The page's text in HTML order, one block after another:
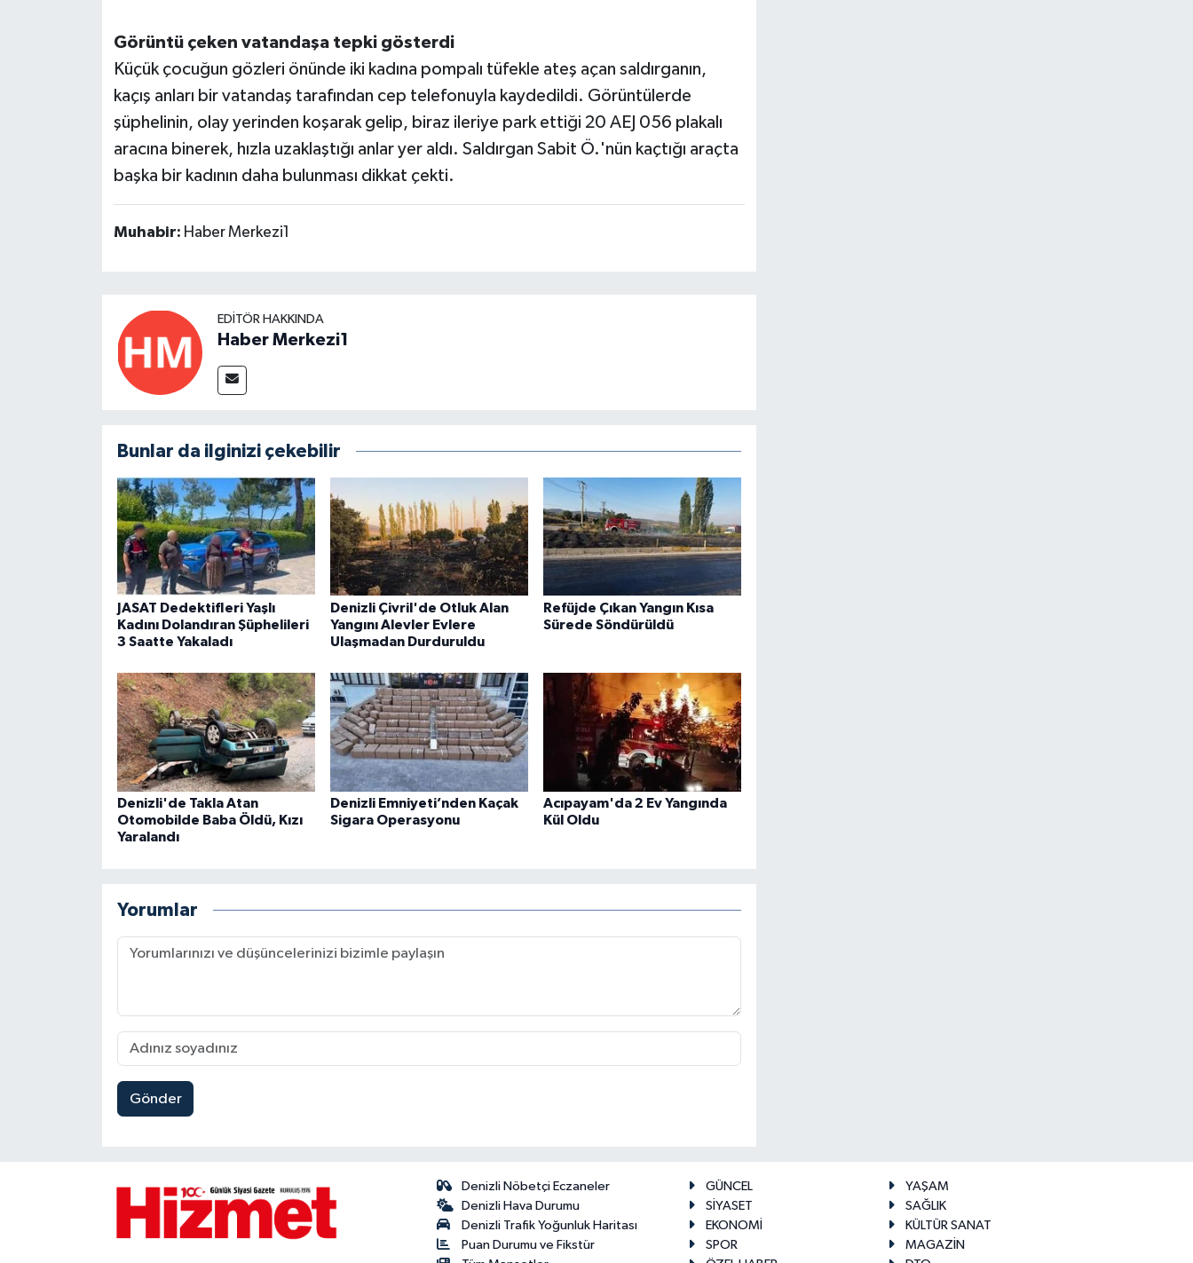
Görüntü çeken vatandaşa tepki gösterdi
Küçük çocuğun gözleri önünde iki kadına pompalı tüfekle ateş açan saldırganın,
kaçış anları bir vatandaş tarafından cep telefonuyla kaydedildi. Görüntülerde
şüphelinin, olay yerinden koşarak gelip, biraz ileriye park ettiği 20 AEJ 056 plakalı
aracına binerek, hızla uzaklaştığı anlar yer aldı. Saldırgan Sabit Ö.'nün kaçtığı araçta
başka bir kadının daha bulunması dikkat çekti.
Muhabir: Haber Merkezi1
EDITÖR HAKKINDA
Haber Merkezi1
Bunlar da ilginizi çekebilir
JASAT Dedektifleri Yaşlı
Kadını Dolandıran Şüphelileri
3 Saatte Yakaladı
Denizli Çivril'de Otluk Alan
Yangını Alevler Evlere
Ulaşmadan Durduruldu
Refüjde Çıkan Yangın Kısa
Sürede Söndürüldü
Denizli'de Takla Atan
Otomobilde Baba Öldü, Kızı
Yaralandı
Denizli Emniyeti’nden Kaçak
Sigara Operasyonu
Acıpayam'da 2 Ev Yangında
Kül Oldu
Yorumlar
Gönder
Denizli Nöbetçi Eczaneler
Denizli Hava Durumu
Denizli Trafik Yoğunluk Haritası
Puan Durumu ve Fikstür
GÜNCEL
YAŞAM
SİYASET
SAĞLIK
EKONOMİ
KÜLTÜR SANAT
SPOR
MAGAZİN